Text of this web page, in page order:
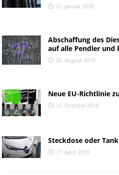
21. Januar 2020
Abschaffung des
auf alle Pendler
26. August 2019
Neue EU-Richtlinie
12. Oktober 2018
Steckdose oder
17. April 2018